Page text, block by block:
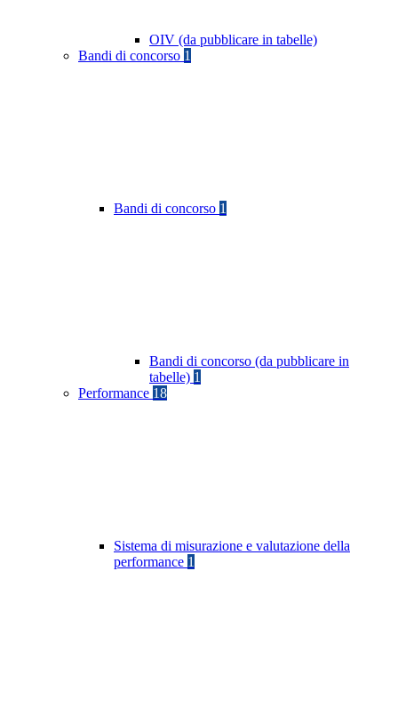
OIV (da pubblicare in tabelle)
Bandi di concorso 1
Bandi di concorso 1
Bandi di concorso (da pubblicare in
tabelle) 1
Performance 18
Sistema di misurazione e valutazione della
performance 1